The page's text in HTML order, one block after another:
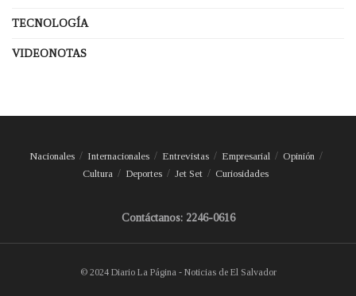
TECNOLOGÍA
VIDEONOTAS
Nacionales Internacionales Entrevistas Empresarial
Opinión
Cultura
Deportes Jet Set Curiosidades
Contáctanos: 2246-0616
© 2024 Diario La Página - Noticias de El Salvador